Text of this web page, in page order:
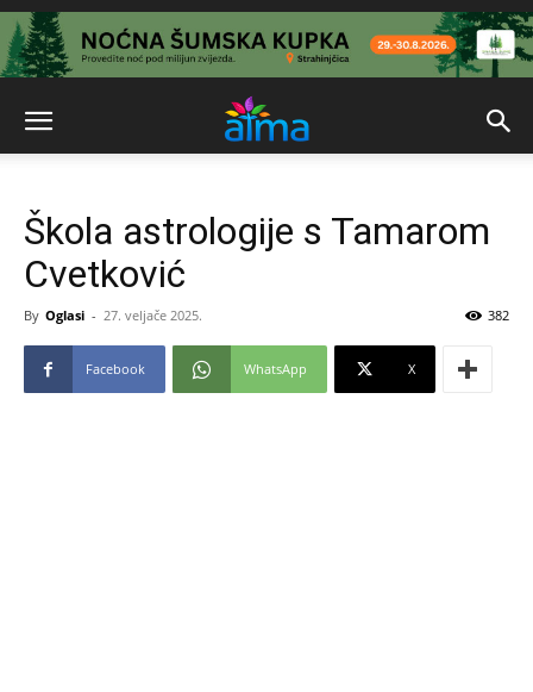
Škola astrologije s Tamarom
Cvetković
By Oglasi - 27. veljače 2025. 382
Facebook WhatsApp X